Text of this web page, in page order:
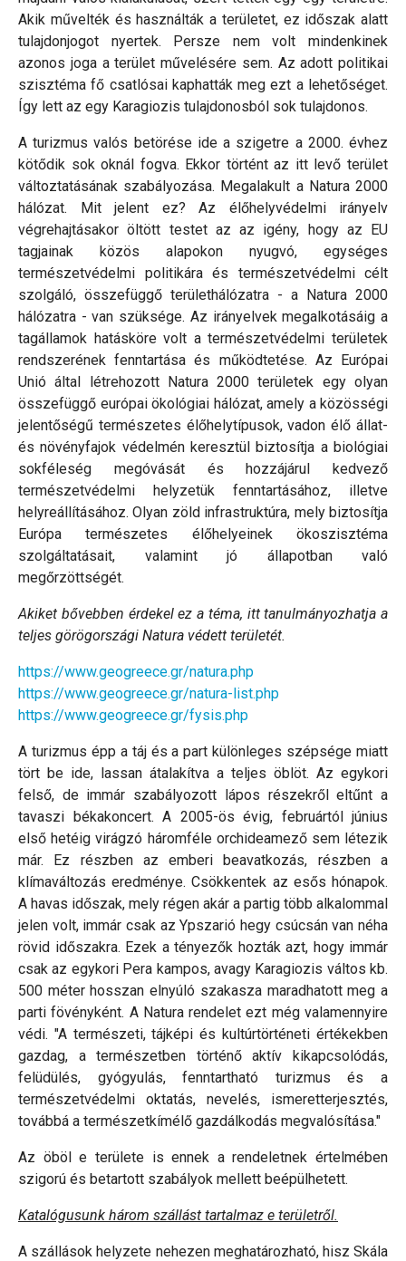
Akik művelték és használták a területet, ez időszak alatt
tulajdonjogot nyertek. Persze nem volt mindenkinek
azonos joga a terület művelésére sem. Az adott politikai
szisztéma fő csatlósai kaphatták meg ezt a lehetőséget.
Így lett az egy Karagiozis tulajdonosból sok tulajdonos.
A turizmus valós betörése ide a szigetre a 2000. évhez
kötődik sok oknál fogva. Ekkor történt az itt levő terület
változtatásának szabályozása. Megalakult a Natura 2000
hálózat. Mit jelent ez? Az élőhelyvédelmi irányelv
végrehajtásakor öltött testet az az igény, hogy az EU
tagjainak közös alapokon nyugvó, egységes
természetvédelmi politikára és természetvédelmi célt
szolgáló, összefüggő területhálózatra - a Natura 2000
hálózatra - van szüksége. Az irányelvek megalkotásáig a
tagállamok hatásköre volt a természetvédelmi területek
rendszerének fenntartása és működtetése. Az Európai
Unió által létrehozott Natura 2000 területek egy olyan
összefüggő európai ökológiai hálózat, amely a közösségi
jelentőségű természetes élőhelytípusok, vadon élő állat-
és növényfajok védelmén keresztül biztosítja a biológiai
sokféleség megóvását és hozzájárul kedvező
természetvédelmi helyzetük fenntartásához, illetve
helyreállításához. Olyan zöld infrastruktúra, mely biztosítja
Európa természetes élőhelyeinek ökoszisztéma
szolgáltatásait, valamint jó állapotban való
megőrzöttségét.
Akiket bővebben érdekel ez a téma, itt tanulmányozhatja a
teljes görögországi Natura védett területét.
https://www.geogreece.gr/natura.php
https://www.geogreece.gr/natura-list.php
https://www.geogreece.gr/fysis.php
A turizmus épp a táj és a part különleges szépsége miatt
tört be ide, lassan átalakítva a teljes öblöt. Az egykori
felső, de immár szabályozott lápos részekről eltűnt a
tavaszi békakoncert. A 2005-ös évig, februártól június
első hetéig virágzó háromféle orchideamező sem létezik
már. Ez részben az emberi beavatkozás, részben a
klímaváltozás eredménye. Csökkentek az esős hónapok.
A havas időszak, mely régen akár a partig több alkalommal
jelen volt, immár csak az Ypszarió hegy csúcsán van néha
rövid időszakra. Ezek a tényezők hozták azt, hogy immár
csak az egykori Pera kampos, avagy Karagiozis váltos kb.
500 méter hosszan elnyúló szakasza maradhatott meg a
parti fövényként. A Natura rendelet ezt még valamennyire
védi. "A természeti, tájképi és kultúrtörténeti értékekben
gazdag, a természetben történő aktív kikapcsolódás,
felüdülés, gyógyulás, fenntartható turizmus és a
természetvédelmi oktatás, nevelés, ismeretterjesztés,
továbbá a természetkímélő gazdálkodás megvalósítása."
Az öböl e területe is ennek a rendeletnek értelmében
szigorú és betartott szabályok mellett beépülhetett.
Katalógusunk három szállást tartalmaz e területről.
A szállások helyzete nehezen meghatározható, hisz Skála